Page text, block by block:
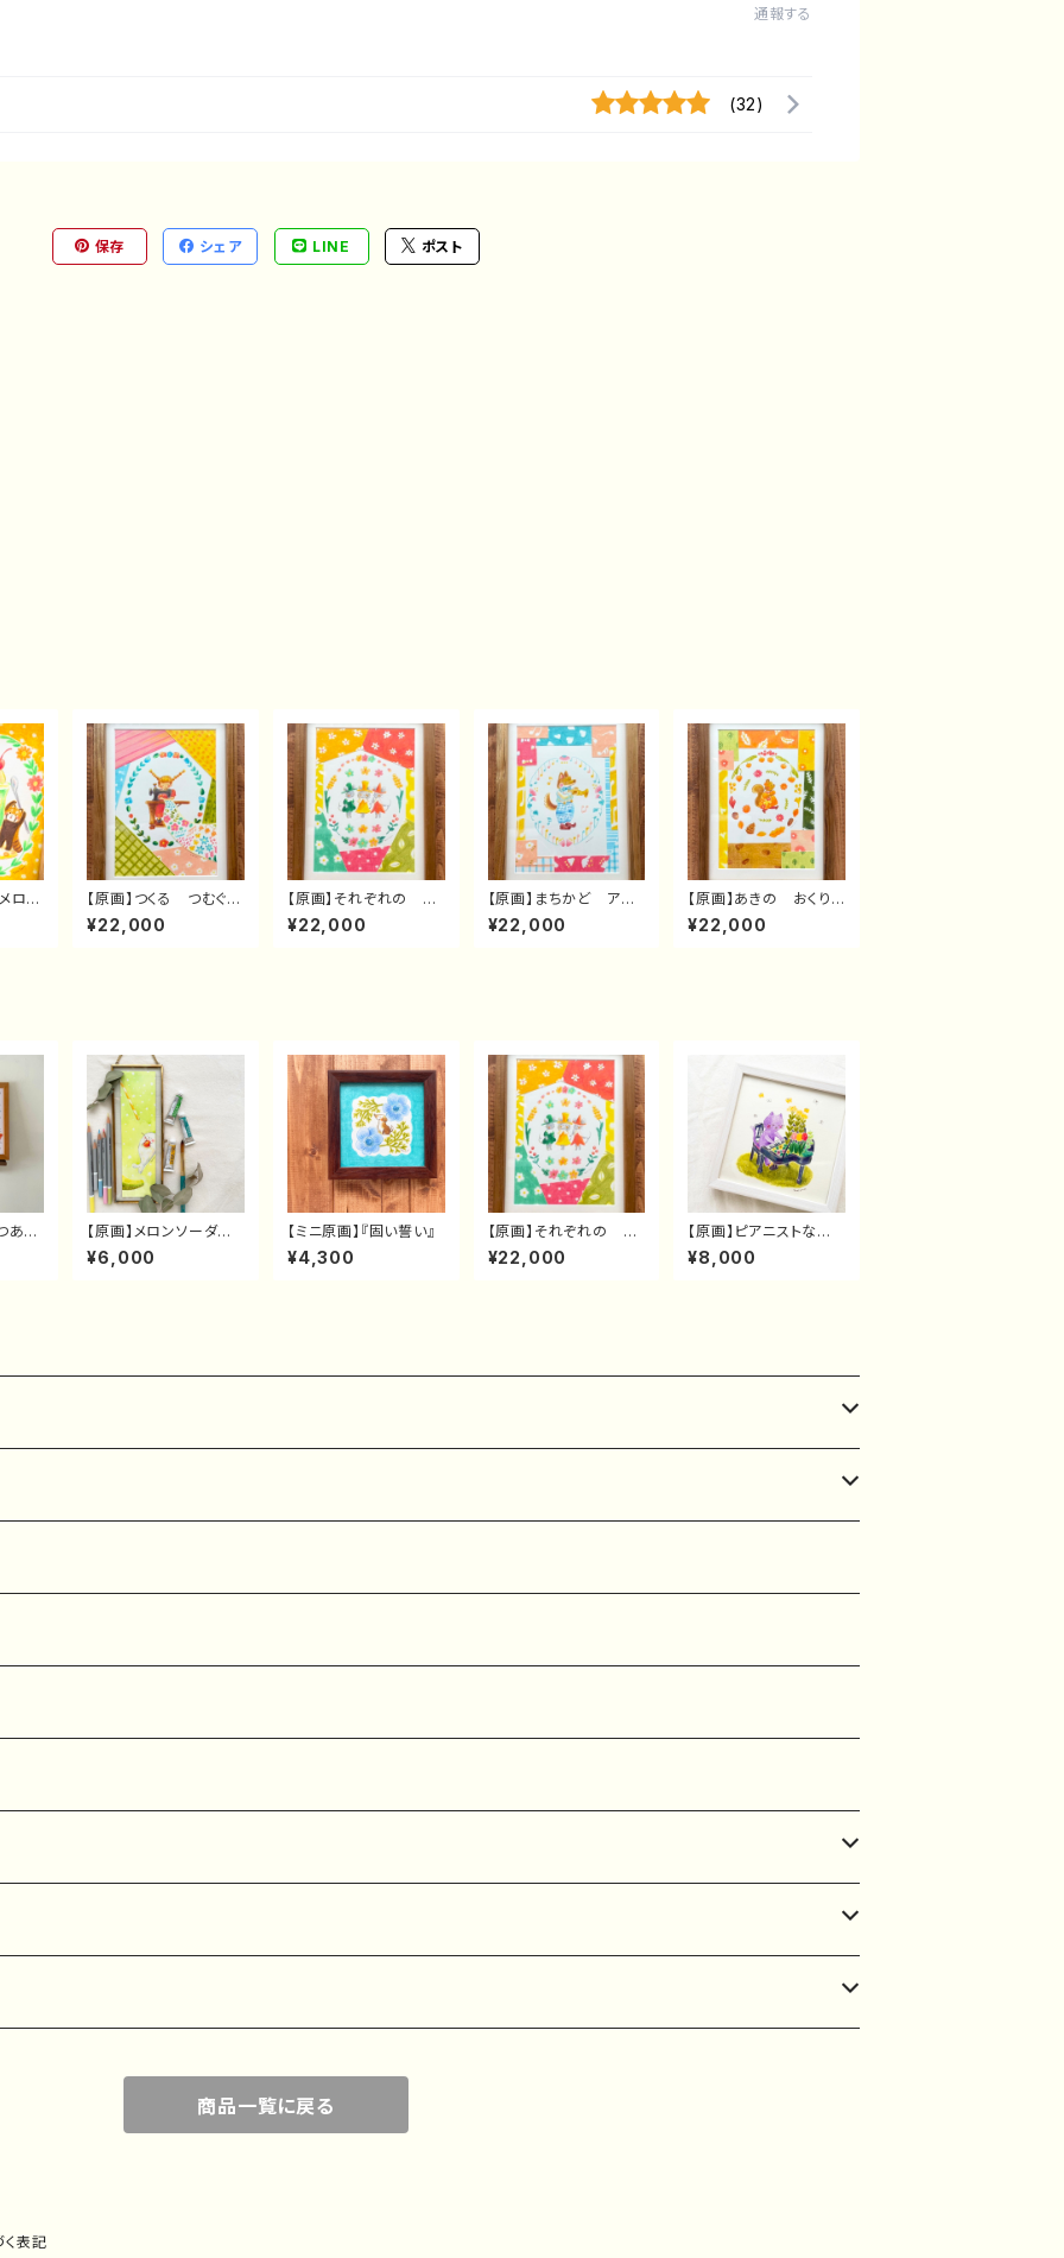
通報する
(32)
保存 シェア LINE ポスト
ロン
【原画】つくる つむぐ
おんなのこ
¥22,000
【原画】それぞれの か
たち ねずみさん
¥22,000
【原画】まちかど アン
サンブル
¥22,000
【原画】あきの おくりも
の
¥22,000
あい
【原画】メロンソーダな
アザラシさん
¥6,000
【ミニ原画】『固い誓い』
¥4,300
【原画】それぞれの か
たち ねずみさん
¥22,000
【原画】ピアニストなねこ
さん
¥8,000
商品一覧に戻る
表記